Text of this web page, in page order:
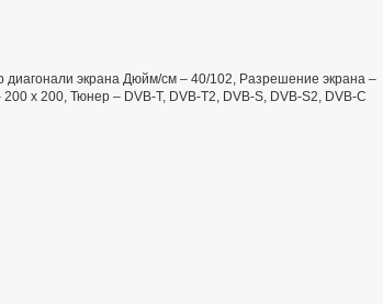
экрана Дюйм/см – 40/102, Разрешение экрана –
x 200, Тюнер – DVB-T, DVB-T2, DVB-S, DVB-S2, DVB-C